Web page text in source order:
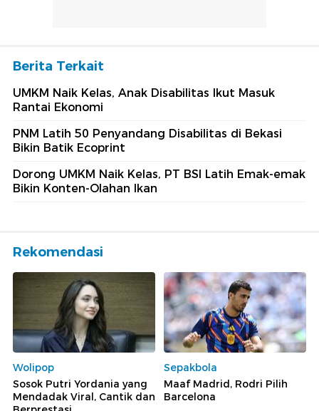
Berita Terkait
UMKM Naik Kelas, Anak Disabilitas Ikut Masuk
Rantai Ekonomi
PNM Latih 50 Penyandang Disabilitas di Bekasi
Bikin Batik Ecoprint
Dorong UMKM Naik Kelas, PT BSI Latih Emak-emak
Bikin Konten-Olahan Ikan
Rekomendasi
Wolipop
Sosok Putri Yordania yang
Mendadak Viral, Cantik dan
Sepakbola
Maaf Madrid, Rodri Pilih
Barcelona